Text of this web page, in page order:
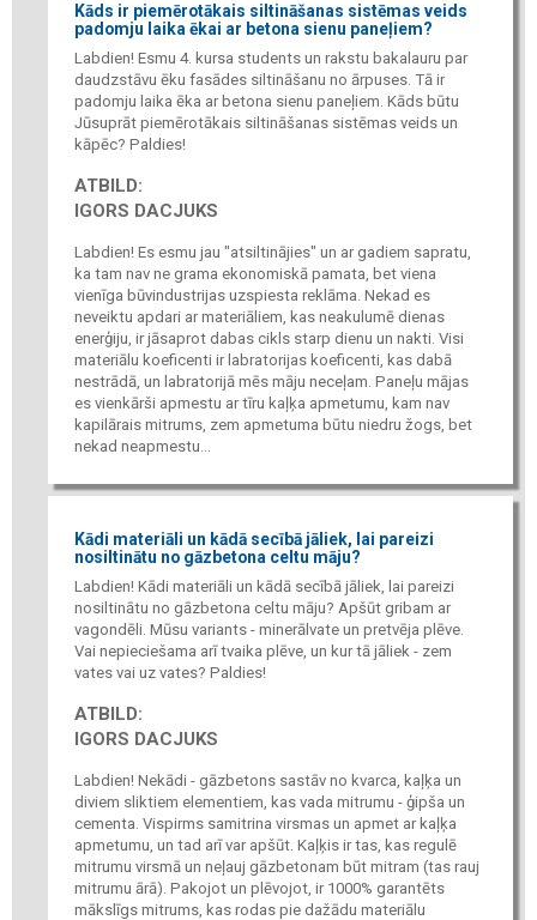
Kāds ir piemērotākais siltināšanas sistēmas veids
padomju laika ēkai ar betona sienu paneļiem?
Labdien! Esmu 4. kursa students un rakstu bakalauru par
daudzstāvu ēku fasādes siltināšanu no ārpuses. Tā ir
padomju laika ēka ar betona sienu paneļiem. Kāds būtu
Jūsuprāt piemērotākais siltināšanas sistēmas veids un
kāpēc? Paldies!
ATBILD:
IGORS DACJUKS
Labdien! Es esmu jau "atsiltinājies" un ar gadiem sapratu,
ka tam nav ne grama ekonomiskā pamata, bet viena
vienīga būvindustrijas uzspiesta reklāma. Nekad es
neveiktu apdari ar materiāliem, kas neakulumē dienas
enerģiju, ir jāsaprot dabas cikls starp dienu un nakti. Visi
materiālu koeficenti ir labratorijas koeficenti, kas dabā
nestrādā, un labratorijā mēs māju neceļam. Paneļu mājas
es vienkārši apmestu ar tīru kaļķa apmetumu, kam nav
kapilārais mitrums, zem apmetuma būtu niedru žogs, bet
nekad neapmestu...
Kādi materiāli un kādā secībā jāliek, lai pareizi
nosiltinātu no gāzbetona celtu māju?
Labdien! Kādi materiāli un kādā secībā jāliek, lai pareizi
nosiltinātu no gāzbetona celtu māju? Apšūt gribam ar
vagondēli. Mūsu variants - minerālvate un pretvēja plēve.
Vai nepieciešama arī tvaika plēve, un kur tā jāliek - zem
vates vai uz vates? Paldies!
ATBILD:
IGORS DACJUKS
Labdien! Nekādi - gāzbetons sastāv no kvarca, kaļķa un
diviem sliktiem elementiem, kas vada mitrumu - ģipša un
cementa. Vispirms samitrina virsmas un apmet ar kaļķa
apmetumu, un tad arī var apšūt. Kaļķis ir tas, kas regulē
mitrumu virsmā un neļauj gāzbetonam būt mitram (tas rauj
mitrumu ārā). Pakojot un plēvojot, ir 1000% garantēts
mākslīgs mitrums, kas rodas pie dažādu materiālu